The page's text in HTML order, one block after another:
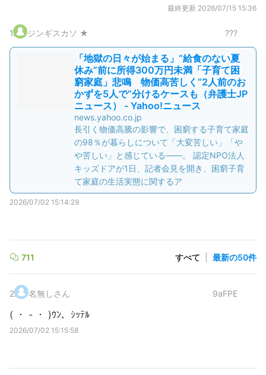
最終更新 2026/07/15 15:36
1. ジンギスカソ ★ ???
「地獄の日々が始まる」“給食のない夏
休み”前に所得300万円未満「子育て困
窮家庭」悲鳴 物価高苦しく“2人前のお
かずを5人で”分けるケースも（弁護士JP
ニュース） - Yahoo!ニュース
news.yahoo.co.jp
長引く物価高騰の影響で、困窮する子育て家庭
の98％が暮らしについて「大変苦しい」「や
や苦しい」と感じている――。 認定NPO法人
キッズドアが1日、記者会見を開き、困窮子育
て家庭の生活実態に関するア
2026/07/02 15:14:29
711 すべて 最新の50件
2. 名無しさん 9aFPE
( ・ - ・ )ｳﾝ、ｼｯﾃﾙ
2026/07/02 15:15:58